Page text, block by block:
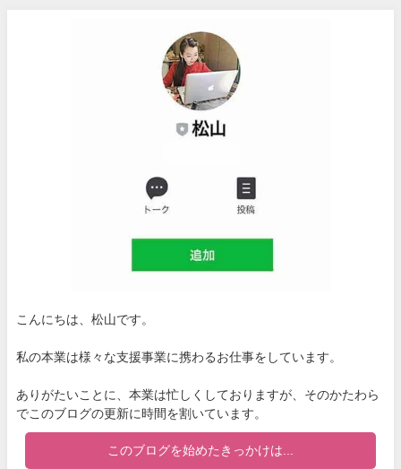
こんにちは、松山です。
私の本業は様々な支援事業に携わるお仕事をしています。
ありがたいことに、本業は忙しくしておりますが、そのかたわら
でこのブログの更新に時間を割いています。
このブログを始めたきっかけは...